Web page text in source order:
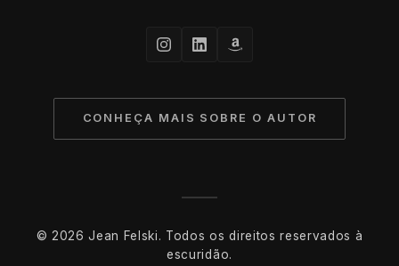
CONHEÇA MAIS SOBRE O AUTOR
© 2026 Jean Felski. Todos os direitos reservados à
escuridão.